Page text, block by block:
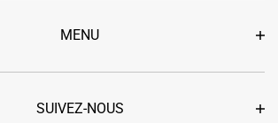
MENU
SUIVEZ-NOUS